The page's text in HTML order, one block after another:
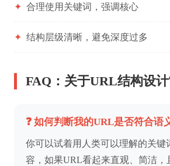
✦ 合理使用关键词，强调核心
✦ 结构层级清晰，避免深度过多
FAQ：关于URL结构设
❓ 如何判断我的URL是否符合语
你可以试着用人类可以理解的关键
容，如果URL看起来直观、简洁，